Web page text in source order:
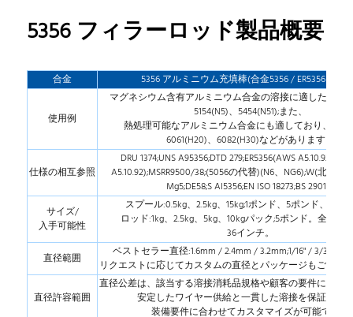
5356 フィラーロッド製品概要
合金 5356 アルミニウム充填棒(合金5356 / ER5356 /
使用例
マグネシウム含有アルミニウム合金の溶接に適したもの
5154(N5)、5454(N51);また、
熱処理可能なアルミニウム合金にも適しており、
6061(H20)、6082(H30)などがあります。
仕様の相互参照
DRU 1374;UNS A95356;DTD 279;ER5356(AWS
A5.10.92);MSRR9500/38;(5056の代替)(N6、NG6);W(北
Mg5;DE58;S Al5356;EN ISO 18273;BS 2901。
サイズ/
入手可能性
スプール:0.5kg、2.5kg、15kg;1ポンド、5ポンド、25ポ
ロッド:1kg、2.5kg、5kg、10kgパック;5ポンド。全長
36インチ。
直径範囲
ベストセラー直径:1.6mm / 2.4mm / 3.2mm;1/16" / 3/32" /
リクエストに応じてカスタムの直径とパッケージもご用意
直径許容範囲
直径公差は、該当する溶接消耗品規格や顧客の要件に従っ
安定したワイヤー供給と一貫した溶接を保証しま
装備要件に合わせてカスタマイズが可能です。